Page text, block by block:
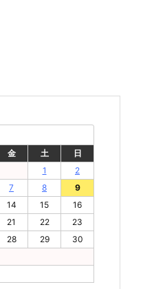
金 土
日
1
2
7 8
9
14 15
16
21 22
23
28 29
30